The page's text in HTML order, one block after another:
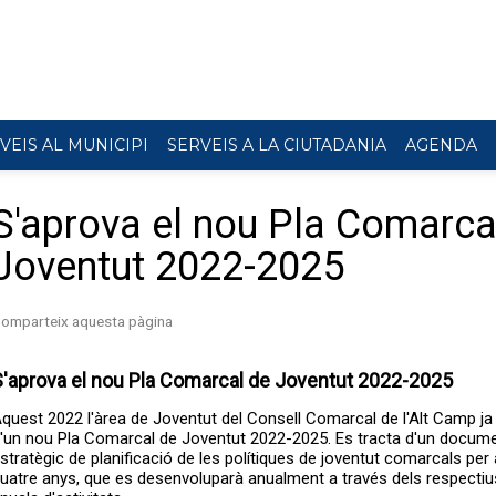
AL MUNICIPI SERVEIS A LA CIUTADANIA AGENDA
el nou Pla
2022-2025
el nou Pla Comarcal de Joventut 2022-2025
2022 l'àrea de Joventut del Consell Comarcal de l'Alt Camp
nou Pla Comarcal de Joventut 2022-2025. Es tracta d'un
de planificació de les polítiques de joventut comarcals per
anys, que es desenvoluparà anualment a través dels